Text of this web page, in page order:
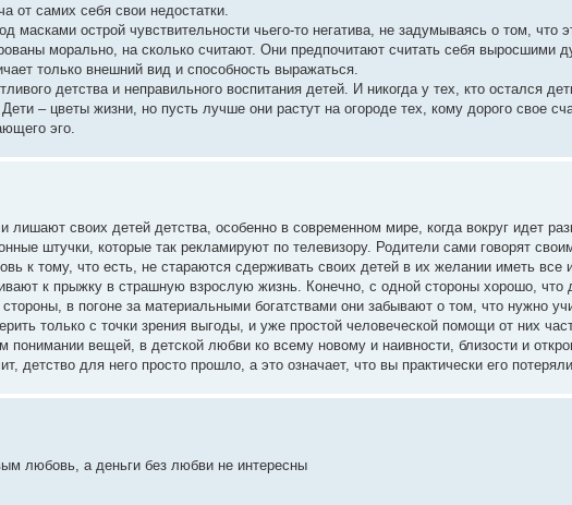
от самих себя свои недостатки.
масками острой чувствительности чьего-то негатива, не задумываясь о том, что
морально, на сколько считают. Они предпочитают считать себя выросшими
только внешний вид и способность выражаться.
детства и неправильного воспитания детей. И никогда у тех, кто остался
– цветы жизни, но пусть лучше они растут на огороде тех, кому дорого свое
эго.
своих детей детства, особенно в современном мире, когда вокруг идет
штучки, которые так рекламируют по телевизору. Родители сами говорят
к тому, что есть, не стараются сдерживать своих детей в их желании иметь все
к прыжку в страшную взрослую жизнь. Конечно, с одной стороны хорошо, что
в погоне за материальными богатствами они забывают о том, что нужно
только с точки зрения выгоды, и уже простой человеческой помощи от них
понимании вещей, в детской любви ко всему новому и наивности, близости и
детство для него просто прошло, а это означает, что вы практически его
любовь, а деньги без любви не интересны